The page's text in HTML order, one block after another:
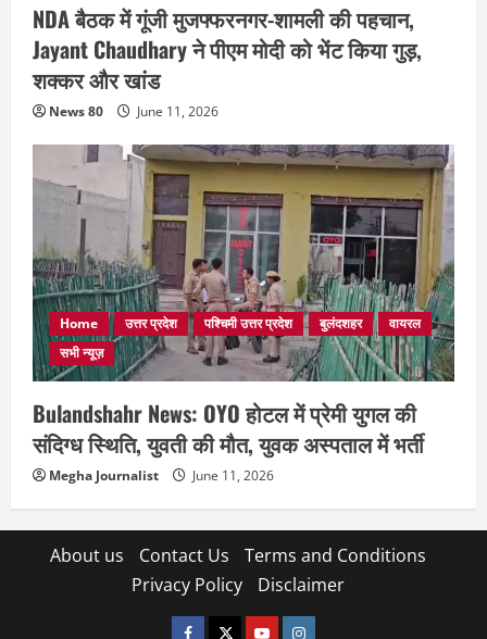
NDA बैठक में गूंजी मुजफ्फरनगर-शामली की पहचान,
Jayant Chaudhary ने पीएम मोदी को भेंट किया गुड़,
शक्कर और खांड
News 80 June 11, 2026
Home उत्तर प्रदेश पश्चिमी उत्तर प्रदेश बुलंदशहर
वायरल
सभी न्यूज़
Bulandshahr News: OYO होटल में प्रेमी युगल की
संदिग्ध स्थिति, युवती की मौत, युवक अस्पताल में भर्ती
Megha Journalist June 11, 2026
About us Contact Us
Terms and Conditions
Privacy Policy
Disclaimer
facebooktwitterYOUTUBE
instagram